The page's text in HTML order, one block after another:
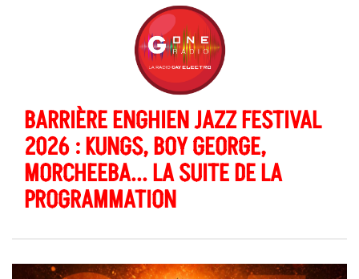
BARRIÈRE ENGHIEN JAZZ FESTIVAL
2026 : KUNGS, BOY GEORGE,
MORCHEEBA... LA SUITE DE LA
PROGRAMMATION